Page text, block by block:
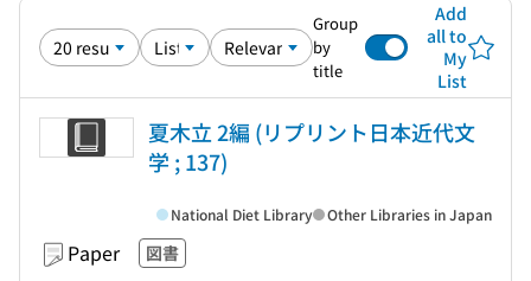
Group
by
title
Add
all to
My
List
夏木立 2編 (リプリント日本近代文
学 ; 137)
Paper 図書
National Diet Library Other Libraries in Japan